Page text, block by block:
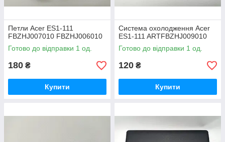
Петли Acer ES1-111
FBZHJ007010 FBZHJ006010
Готово до відправки 1 од.
180 ₴
Купити
Система охолодження Acer
ES1-111 ARTFBZHJ009010
Готово до відправки 1 од.
120 ₴
Купити